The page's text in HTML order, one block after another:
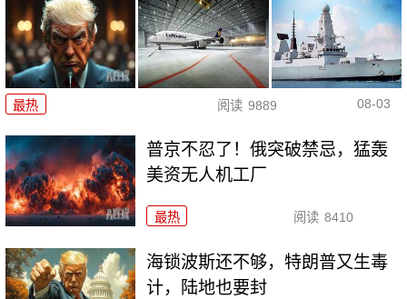
最热 阅读 9889 08-03
普京不忍了！俄突破禁忌，猛轰
美资无人机工厂
最热 阅读 8410
海锁波斯还不够，特朗普又生毒
计，陆地也要封